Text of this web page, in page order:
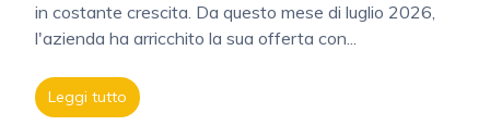
in costante crescita. Da questo mese di luglio 2026,
l'azienda ha arricchito la sua offerta con...
Leggi tutto